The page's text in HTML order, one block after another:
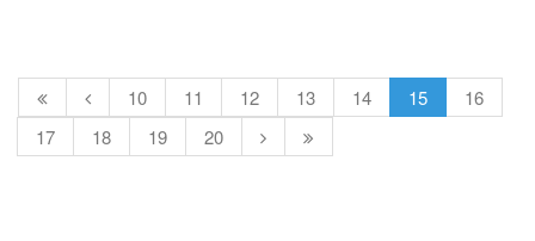
10 11 12 13 14 15
16
17
18 19 20